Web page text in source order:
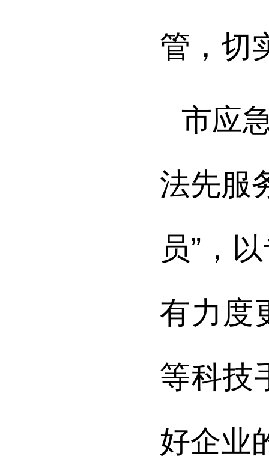
管，切
市应
法先服
员”，
有力度
等科技
好企业